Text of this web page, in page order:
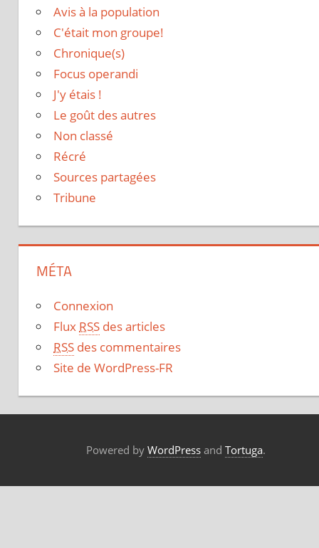
Avis à la population
C'était mon groupe!
Chronique(s)
Focus operandi
J'y étais !
Le goût des autres
Non classé
Récré
Sources partagées
Tribune
MÉTA
Connexion
Flux RSS des articles
RSS des commentaires
Site de WordPress-FR
Powered by WordPressand Tortuga.